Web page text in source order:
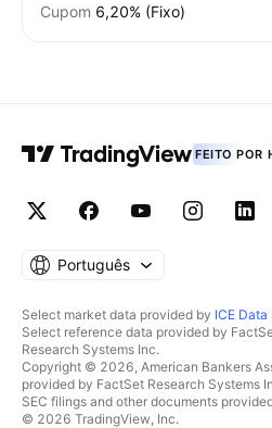
Cupom 6,20% (Fixo)
FEITO POR
Português
Select market data provided by ICE
Select reference data provided by
Research Systems Inc.
Copyright © 2026, American Bankers
provided by FactSet Research Systems
SEC filings and other documents
© 2026 TradingView, Inc.